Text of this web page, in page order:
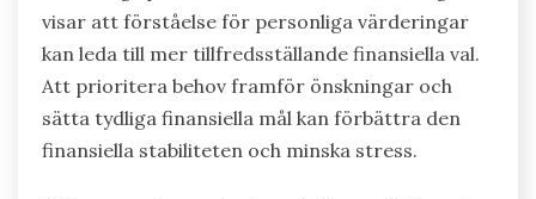
visar att förståelse för personliga värderingar
kan leda till mer tillfredsställande finansiella val.
Att prioritera behov framför önskningar och
sätta tydliga finansiella mål kan förbättra den
finansiella stabiliteten och minska stress.